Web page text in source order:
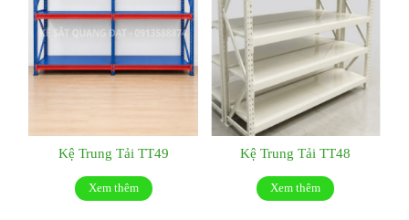
Kệ Trung Tải TT49
Xem thêm
Kệ Trung Tải TT48
Xem thêm